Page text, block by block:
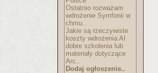
Ostatnio rozważam
wdrożenie Symfonii w
chmu..
Jakie są rzeczywiste
koszty wdrożenia AI
dobre szkolenia lub
materiały dotyczące
Arc..
Dodaj ogłoszenie..